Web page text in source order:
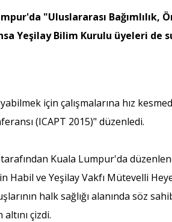
"Uluslararası Bağımlılık,
Yeşilay Bilim Kurulu üyeleri de
için çalışmalarına hız
(ICAPT 2015)" düzenledi.
Kuala Lumpur'da
Habil ve Yeşilay Vakfı Mütevelli
halk sağlığı alanında söz
çizdi.